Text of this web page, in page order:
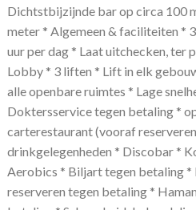
Dichtstbijzijnde bar op circa 100
meter * Algemeen & faciliteiten *
uur per dag * Laat uitchecken, ter
Lobby * 3 liften * Lift in elk
alle openbare ruimtes * Lage
Doktersservice tegen betaling *
carterestaurant (vooraf
drinkgelegenheden * Discobar *
Aerobics * Biljart tegen betaling *
reserveren tegen betaling *